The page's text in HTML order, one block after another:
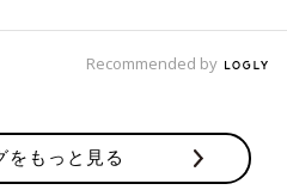
とこうなる」「31歳ゲームプロ
（一迅社）、「つっこみが止まら
Recommended by
をもっと見る